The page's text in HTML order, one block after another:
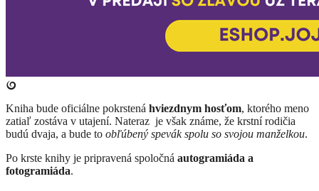
​Kniha bude oficiálne pokrstená hviezdnym hosťom, ktorého meno
zatiaľ zostáva v utajení. Nateraz je však známe, že krstní rodičia
budú dvaja, a bude to obľúbený spevák spolu so svojou manželkou.
Po krste knihy je pripravená spoločná autogramiáda a
fotogramiáda.